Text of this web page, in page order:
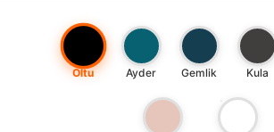
Oltu Ayder Gemlik Kula